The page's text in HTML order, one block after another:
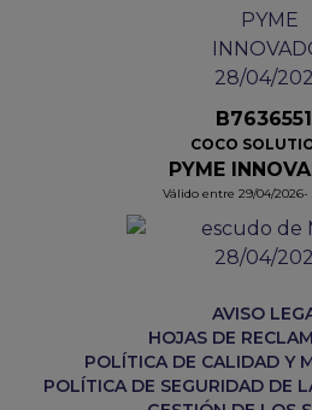
COCO
PYME
Válido entre 29/04/2026-
AVISO
HOJAS DE
POLÍTICA DE CALIDAD Y
POLÍTICA DE SEGURIDAD DE